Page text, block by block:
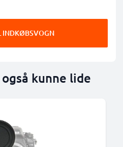
INDKØBSVOGN
kunne lide